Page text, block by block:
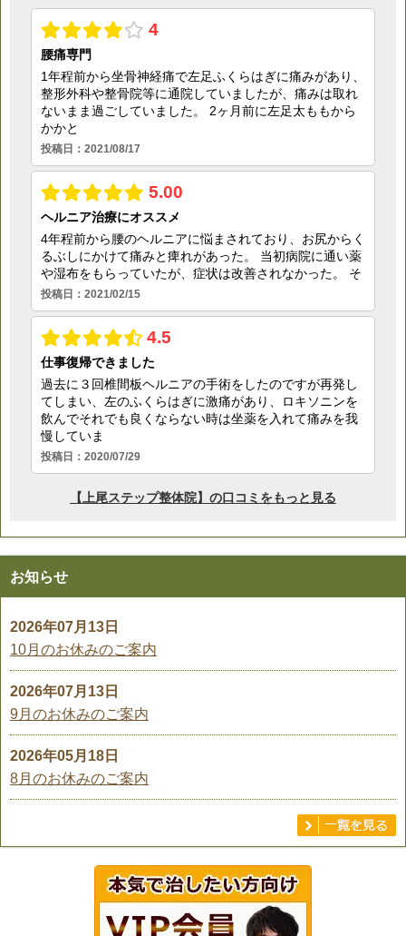
お知らせ
2026年07月13日
10月のお休みのご案内
2026年07月13日
9月のお休みのご案内
2026年05月18日
8月のお休みのご案内